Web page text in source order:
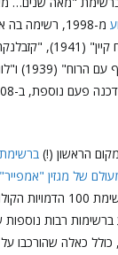
מ-1998, רשימה
"הסנדק"
של מגזין "אמפייר"
קווינט במקום ה-50 ברשימת
כאלה שהורכבו על